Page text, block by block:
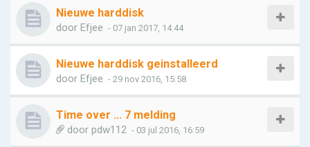
Nieuwe harddisk
door Efjee - 07 jan 2017, 14:44
Nieuwe harddisk geinstalleerd
door Efjee - 29 nov 2016, 15:58
Time over ... 7 melding
door pdw112 - 03 jul 2016, 16:59